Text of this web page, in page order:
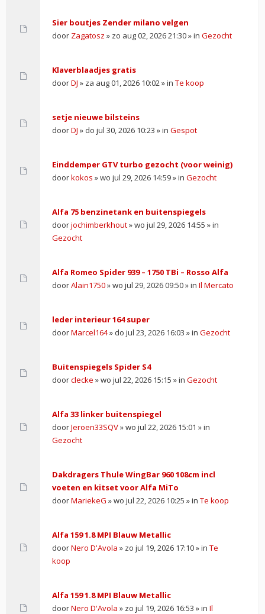
Sier boutjes Zender milano velgen
door Zagatosz » zo aug 02, 2026 21:30 » in Gezocht
Klaverblaadjes gratis
doorDJ » za aug 01, 2026 10:02 » in Te koop
setje nieuwe bilsteins
doorDJ » do jul 30, 2026 10:23 » in Gespot
Einddemper GTV turbo gezocht (voor weinig)
doorkokos » wo jul 29, 2026 14:59 » in Gezocht
Alfa 75 benzinetank en buitenspiegels
doorjochimberkhout» wo jul 29, 2026 14:55 » in
Gezocht
Alfa Romeo Spider 939 – 1750 TBi – Rosso Alfa
doorAlain1750» wo jul 29, 2026 09:50 » in Il Mercato
leder interieur 164 super
doorMarcel164» do jul 23, 2026 16:03 » in Gezocht
Buitenspiegels Spider S4
doorclecke » wo jul 22, 2026 15:15 » in Gezocht
Alfa 33 linker buitenspiegel
doorJeroen33SQV» wo jul 22, 2026 15:01 » in
Gezocht
Dakdragers Thule WingBar 960 108cm incl
voeten en kitset voor Alfa MiTo
doorMariekeG » wo jul 22, 2026 10:25 » in Te koop
Alfa 159 1.8 MPI Blauw Metallic
doorNero D'Avola » zo jul 19, 2026 17:10 » in Te
koop
Alfa 159 1.8 MPI Blauw Metallic
doorNero D'Avola » zo jul 19, 2026 16:53 » in Il